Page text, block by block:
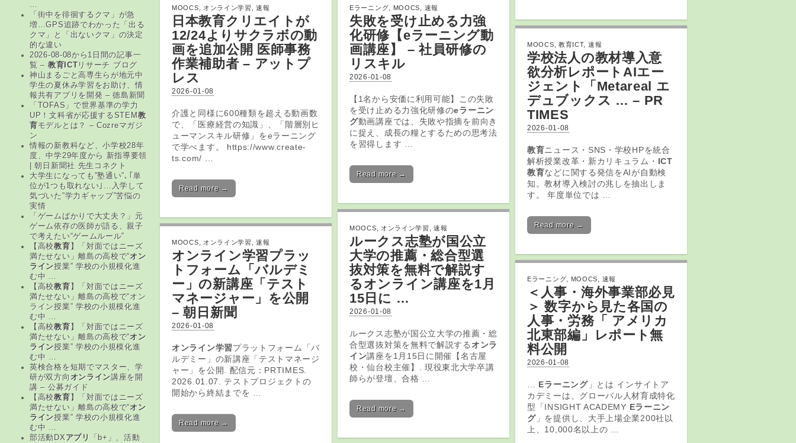
…
「街中を徘徊するクマ」が急
増…GPS追跡でわかった「出る
クマ」と「出ないクマ」の決定
的な違い
2026-08-08から1日間の記事一
覧 – 教育ICTリサーチ ブログ
神山まるごと高専生らが地元中
学生の夏休み学習をお助け、情
報共有アプリを開発 – 徳島新聞
「TOFAS」で世界基準の学力
UP！文科省が応援するSTEM 教
育モデルとは？ – Cozreマガジ
ン
情報の新教科など、小学校28年
度、中学29年度から 新指導要領
| 朝日新聞社 先生コネクト
大学生になっても”塾通い”､｢単
位が1つも取れない｣…入学して
気づいた”学力ギャップ”苦悩の
実情
「ゲームばかりで大丈夫？」元
ゲーム依存の医師が語る、親子
で考えたい“ゲームルール”
【高校教育】「対面ではニーズ
満たせない」離島の高校で“オン
ライン授業” 学校の小規模化進
む中 …
【高校教育】「対面ではニーズ
満たせない」離島の高校で“オン
ライン授業” 学校の小規模化進
む中 …
【高校教育】「対面ではニーズ
満たせない」離島の高校で“オン
ライン授業” 学校の小規模化進
む中 …
英検合格を短期でマスター、学
研が双方向 オンライン講座を開
講 – 公募ガイド
【高校教育】「対面ではニーズ
満たせない」離島の高校で“オン
ライン授業” 学校の小規模化進
む中 …
部活動DXアプリ
「b+」、活動
MOOCS オンライン学習 ,速報
日本教育クリエイトが
12/24よりサクラボの動
画を追加公開 医師事務
作業補助者 – アットプ
レス
2026-01-08
介護と同様に600種類を超える動画数
で、「医療経営の知識」、「階層別ヒ
ューマンスキル研修」をeラーニング
で学べます。 https://www.create-
ts.com/ …
Read more →
Eラーニング MOOCS 速報
失敗を受け止める力強
化研修【 eラーニング動
画講座】 – 社員研修の
リスキル
2026-01-08
【1名から安価に利用可能】この失敗
を受け止める力強化研修のeラーニン
グ動画講座では、失敗や指摘を前向き
に捉え、成長の糧とするための思考法
を習得します …
Read more →
MOOCS 教育ICT, 速報
学校法人の教材導入意
欲分析レポートAIエー
ジェント「Metareal エ
デュブックス … – PR
TIMES
2026-01-08
教育ニュース・SNS・学校HPを統合
解析授業改革・新カリキュラム・ ICT
教育などに関する発信をAIが自動検
知。教材導入検討の兆しを抽出しま
す。 年度単位では …
Read more →
MOOCS オンライン学習 ,速報
ルークス志塾が国公立
大学の推薦・総合型選
抜対策を無料で解説す
る オンライン講座を1月
15日に …
2026-01-08
ルークス志塾が国公立大学の推薦・総
合型選抜対策を無料で解説する オンラ
イン講座を1月15日に開催【名古屋
校・仙台校主催】. 現役東北大学卒講
師らが登壇、合格 …
Read more →
MOOCS オンライン学習 ,速報
オンライン学習プラッ
トフォーム「バルデミ
ー」の新講座「テスト
マネージャー」を公開
– 朝日新聞
2026-01-08
オンライン学習プラットフォーム「バ
ルデミー」の新講座「テストマネージ
ャー」を公開. 配信元：PRTIMES.
2026.01.07. テストプロジェクトの
開始から終結までを …
Read more →
Eラーニング MOOCS 速報
＜人事・海外事業部必見
＞ 数字から見た各国の
人事・労務「 アメリカ
北東部編」レポート無
料公開
2026-01-08
Eラーニング」とは インサイトア
カデミーは、グローバル人材育成特化
型「INSIGHT ACADEMY Eラーニン
グ」を提供し、大手上場企業200社以
上、10,000名以上の …